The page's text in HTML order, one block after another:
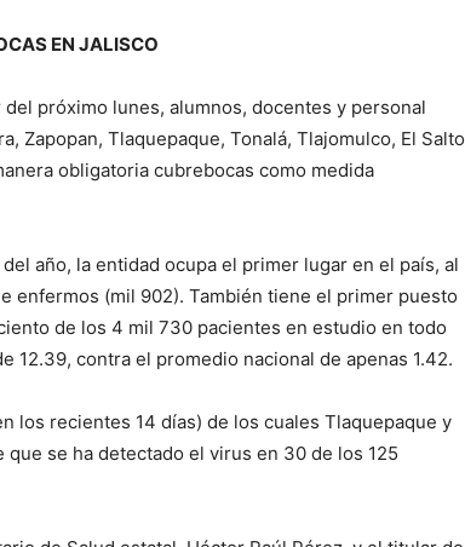
EN JALISCO
próximo lunes, alumnos, docentes y personal
Zapopan, Tlaquepaque, Tonalá, Tlajomulco, El Salto
obligatoria cubrebocas como medida
año, la entidad ocupa el primer lugar en el país, al
enfermos (mil 902). También tiene el primer puesto
de los 4 mil 730 pacientes en estudio en todo
12.39, contra el promedio nacional de apenas 1.42.
los recientes 14 días) de los cuales Tlaquepaque y
se ha detectado el virus en 30 de los 125